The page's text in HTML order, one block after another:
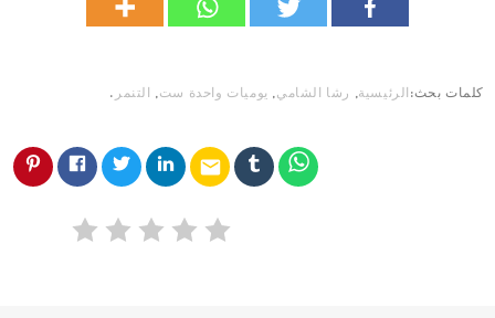
كلمات بحث: الرئيسية, رشا الشامي, يوميات واحدة ست, التنمر .
email